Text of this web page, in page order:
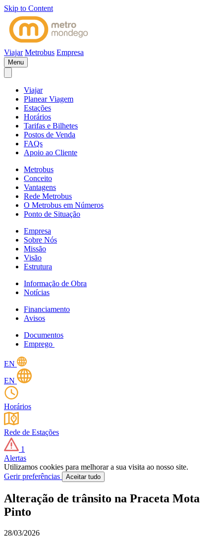
Skip to Content
Viajar Metrobus Empresa
Menu
Viajar
Planear Viagem
Estações
Horários
Tarifas e Bilhetes
Postos de Venda
FAQs
Apoio ao Cliente
Metrobus
Conceito
Vantagens
Rede Metrobus
O Metrobus em Números
Ponto de Situação
Empresa
Sobre Nós
Missão
Visão
Estrutura
Informação de Obra
Notícias
Financiamento
Avisos
Documentos
Emprego
EN
EN
Horários
Rede de Estações
1
Alertas
Utilizamos cookies para melhorar a sua visita ao nosso site.
Gerir preferências
Aceitar tudo
Alteração de trânsito na Praceta Mota
Pinto
28/03/2026